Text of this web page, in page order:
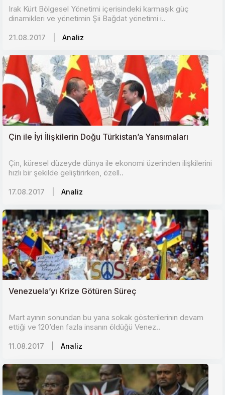
Irak Kürt Bölgesel Yönetimi içerisindeki karmaşık güç
dinamikleri ve yönetimin Şii Bağdat yönetimi i..
21.08.2017 Analiz
Çin ile İyi İlişkilerin Doğu Türkistan’a Yansımaları
Çin, küresel düzeyde dünya ile ekonomi üzerinden ilişkilerini
hızlı bir şekilde geliştirirken, özell..
17.08.2017 Analiz
Venezuela’yı Krize Götüren Süreç
Mart ayının sonundan bu yana sokak gösterilerinin devam
ettiği ve 120’den fazla insanın öldüğü Venez..
11.08.2017 Analiz